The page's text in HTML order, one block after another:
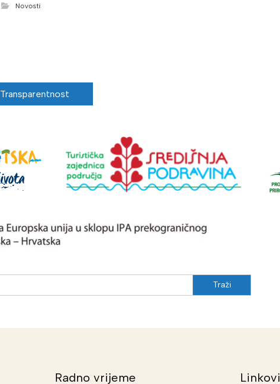
Novosti
Transparentnost
Radno vrijeme Linkovi